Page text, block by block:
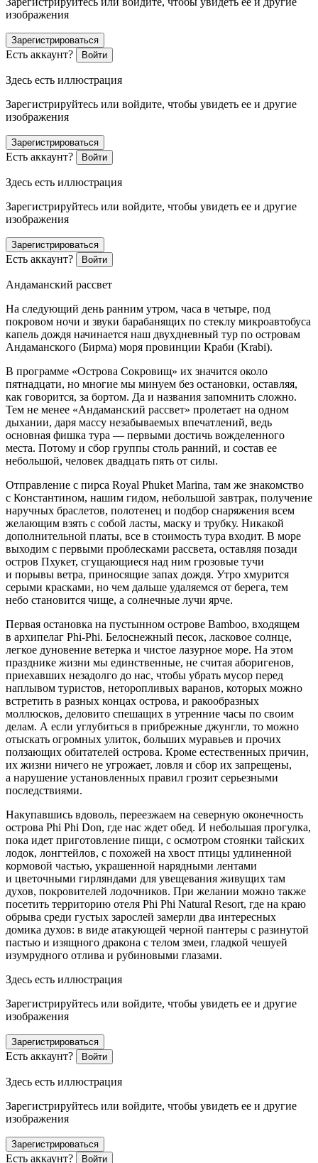
изображения
Зарегистрироваться
Есть аккаунт? Войти
Здесь есть иллюстрация
Зарегистрируйтесь или войдите, чтобы увидеть ее и другие
изображения
Зарегистрироваться
Есть аккаунт? Войти
Здесь есть иллюстрация
Зарегистрируйтесь или войдите, чтобы увидеть ее и другие
изображения
Зарегистрироваться
Есть аккаунт? Войти
Андаманский рассвет
На следующий день ранним утром, часа в четыре, под
покровом ночи и звуки барабанящих по стеклу микроавтобуса
капель дождя начинается наш двухдневный тур по островам
Андаманского (Бирма) моря провинции Краби (Krabi).
В программе «Острова Сокровищ» их значится около
пятнадцати, но многие мы минуем без остановки, оставляя,
как говорится, за бортом. Да и названия запомнить сложно.
Тем не менее «Андаманский рассвет» пролетает на одном
дыхании, даря массу незабываемых впечатлений, ведь
основная фишка тура — первыми достичь вожделенного
места. Потому и сбор группы столь ранний, и состав ее
небольшой, человек двадцать пять от силы.
Отправление с пирса Royal Phuket Marina, там же знакомство
с Константином, нашим гидом, небольшой завтрак, получение
наручных браслетов, полотенец и подбор снаряжения всем
желающим взять с собой ласты, маску и трубку. Никакой
дополнительной платы, все в стоимость тура входит. В море
выходим с первыми проблесками рассвета, оставляя позади
остров Пхукет, сгущающиеся над ним грозовые тучи
и порывы ветра, приносящие запах дождя. Утро хмурится
серыми красками, но чем дальше удаляемся от берега, тем
небо становится чище, а солнечные лучи ярче.
Первая остановка на пустынном острове Bamboo, входящем
в архипелаг Phi-Phi. Белоснежный песок, ласковое солнце,
легкое дуновение ветерка и чистое лазурное море. На этом
празднике жизни мы единственные, не считая аборигенов,
приехавших незадолго до нас, чтобы убрать мусор перед
наплывом туристов, неторопливых варанов, которых можно
встретить в разных концах острова, и ракообразных
моллюсков, деловито спешащих в утренние часы по своим
делам. А если углубиться в прибрежные джунгли, то можно
отыскать огромных улиток, больших муравьев и прочих
ползающих обитателей острова. Кроме естественных причин,
их жизни ничего не угрожает, ловля и сбор их запрещены,
а нарушение установленных правил грозит серьезными
последствиями.
Накупавшись вдоволь, переезжаем на северную оконечность
острова Phi Phi Don, где нас ждет обед. И небольшая прогулка,
пока идет приготовление пищи, с осмотром стоянки тайских
лодок, лонгтейлов, с похожей на хвост птицы удлиненной
кормовой частью, украшенной нарядными лентами
и цветочными гирляндами для увещевания живущих там
духов, покровителей лодочников. При желании можно также
посетить территорию отеля Phi Phi Natural Resort, где на краю
обрыва среди густых зарослей замерли два интересных
домика духов: в виде атакующей черной пантеры с разинутой
пастью и изящного дракона с телом змеи, гладкой чешуей
изумрудного отлива и рубиновыми глазами.
Здесь есть иллюстрация
Зарегистрируйтесь или войдите, чтобы увидеть ее и другие
изображения
Зарегистрироваться
Есть аккаунт? Войти
Здесь есть иллюстрация
Зарегистрируйтесь или войдите, чтобы увидеть ее и другие
изображения
Зарегистрироваться
Есть аккаунт? Войти